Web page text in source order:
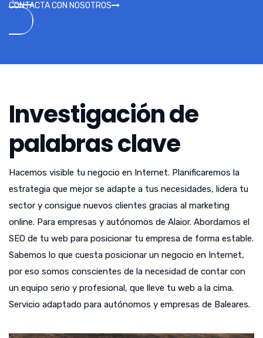
CONTACTA CON NOSOTROS
Investigación de
palabras clave
Hacemos visible tu negocio en Internet. Planificaremos la
estrategia que mejor se adapte a tus necesidades, lidera tu
sector y consigue nuevos clientes gracias al marketing
online. Para empresas y autónomos de Alaior. Abordamos el
SEO de tu web para posicionar tu empresa de forma estable.
Sabemos lo que cuesta posicionar un negocio en Internet,
por eso somos conscientes de la necesidad de contar con
un equipo serio y profesional, que lleve tu web a la cima.
Servicio adaptado para autónomos y empresas de Baleares.